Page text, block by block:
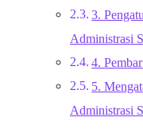
3.
Administrasi
4.
5.
Administrasi